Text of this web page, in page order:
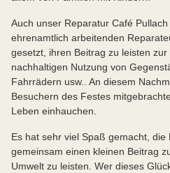
Auch unser Reparatur Café
ehrenamtlich arbeitenden
gesetzt, ihren Beitrag zu leisten
nachhaltigen Nutzung von
Fahrrädern usw.. An diesem
Besuchern des Festes
Leben einhauchen.
Es hat sehr viel Spaß gemacht,
gemeinsam einen kleinen Beitrag
Umwelt zu leisten. Wer dieses